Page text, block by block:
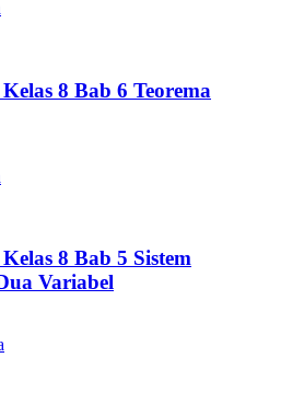
8 Bab 6 Teorema
8 Bab 5 Sistem
Variabel